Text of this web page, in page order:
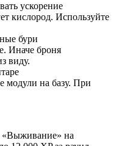
ускорение
кислород. Используйте
бури
Иначе броня
виду.
модули на базу. При
«Выживание» на